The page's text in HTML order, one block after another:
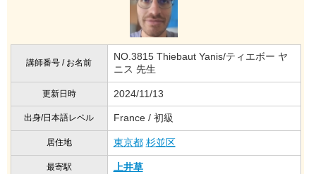
講師番号 / お名前
NO.3815 Thiebaut Yanis/ティエボー ヤ
ニス 先生
更新日時 2024/11/13
出身/日本語レベル France / 初級
居住地 東京都 杉並区
最寄駅 上井草